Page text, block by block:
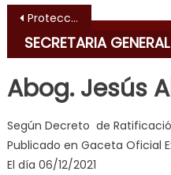
indian
erotic
videos
pono
doido,
sinful
Navegación
Protección Civil y Bomberos se mantienen alerta ante las lluvias en Carabobo
SECRETARIA
Abog. Jesús
Según Decreto de
Publicado en Gaceta Oficial
El día 06/12/2021